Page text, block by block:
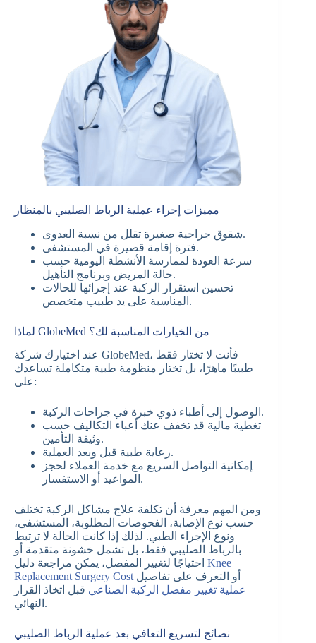
مميزات إجراء عملية الرباط الصليبي بالمنظار
شقوق جراحية صغيرة تقلل من نسبة العدوى.
فترة إقامة قصيرة في المستشفى.
سرعة العودة لممارسة الأنشطة اليومية حسب
حالة المريض وبرنامج التأهيل.
تحسين استقرار الركبة عند إجرائها للحالات
المناسبة على يد طبيب متخصص.
لماذا GlobeMed من الخيارات المناسبة لك؟
عند اختيارك شركة GlobeMed، فأنت لا تختار فقط
طبيبًا ماهرًا، بل تختار منظومة طبية متكاملة تساعدك
على:
الوصول إلى أطباء ذوي خبرة في جراحات الركبة.
تغطية مالية قد تخفف عنك أعباء التكاليف حسب
وثيقة التأمين.
رعاية طبية قبل وبعد العملية.
إمكانية التواصل السريع مع خدمة العملاء لحجز
المواعيد أو الاستفسار.
ومن المهم معرفة أن تكلفة علاج مشاكل الركبة تختلف
حسب نوع الإصابة، الفحوصات المطلوبة، المستشفى،
ونوع الإجراء الطبي. لذلك إذا كانت الحالة لا ترتبط
بالرباط الصليبي فقط، بل تشمل خشونة متقدمة أو
Knee
Replacement Surgery Cost أو التعرف على تفاصيل
عملية تغيير مفصل الركبة الصناعي قبل اتخاذ القرار
النهائي.
نصائح لتسريع التعافي بعد عملية الرباط الصليبي